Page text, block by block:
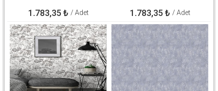
1.783,35 ₺ / Adet 1.783,35 ₺ / Adet